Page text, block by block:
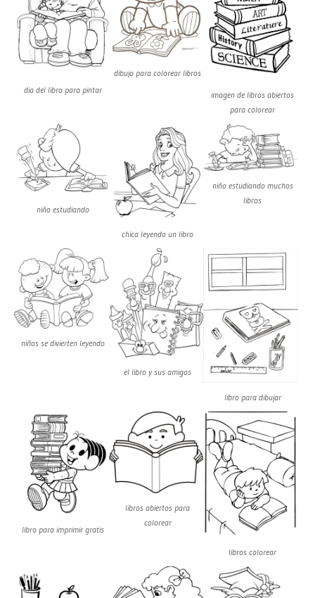
dia del libro para pintar
dibujo para colorear libros
imagen de libros abiertos
para colorear
niño estudiando
chica leyendo un libro
niño estudiando muchos
libros
niños se divierten leyendo
el libro y sus amigos
libro para dibujar
libro para imprimir gratis
libros abiertos para
colorear
libros colorear